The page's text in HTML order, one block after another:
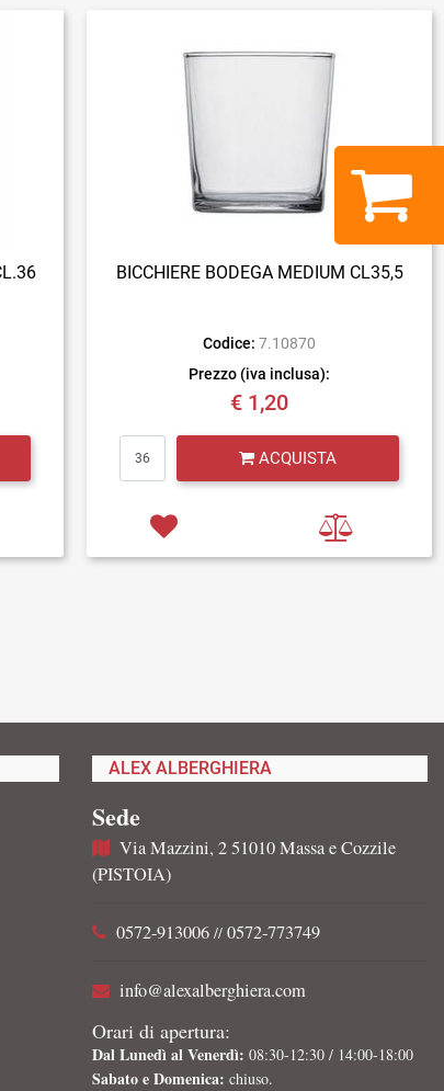
BICCHIERE BODEGA MEDIUM CL35,5
Codice: 7.10870
Prezzo (iva inclusa):
€ 1,20
ACQUISTA
ALEX ALBERGHIERA
Sede
Via Mazzini, 2 51010 Massa e Cozzile
(PISTOIA)
0572-913006 // 0572-773749
info@alexalberghiera.com
Orari di apertura:
Dal Lunedì al Venerdì: 08:30-12:30 / 14:00-18:00
Sabato e Domenica: chiuso.